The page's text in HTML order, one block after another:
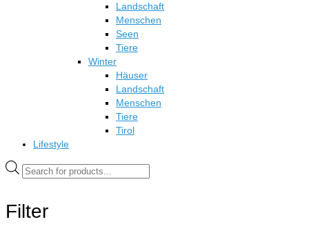
Landschaft
Menschen
Seen
Tiere
Winter
Häuser
Landschaft
Menschen
Tiere
Tirol
Lifestyle
Products
search
Filter